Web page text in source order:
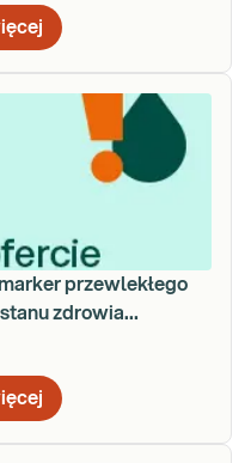
przewlekłego
zdrowia